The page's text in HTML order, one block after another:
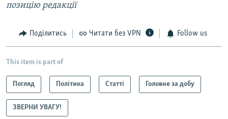
позицію редакції
Поділитись Читати без VPN Follow us
This item is part of
Погляд Політика Статті Головне за добу
ЗВЕРНИ УВАГУ!